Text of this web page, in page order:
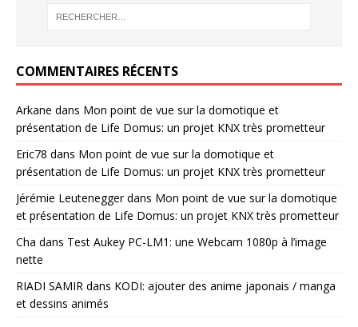
COMMENTAIRES RÉCENTS
Arkane dans Mon point de vue sur la domotique et
présentation de Life Domus: un projet KNX très prometteur
Eric78 dans Mon point de vue sur la domotique et
présentation de Life Domus: un projet KNX très prometteur
Jérémie Leuteneggerdans Mon point de vue sur la domotique
et présentation de Life Domus: un projet KNX très prometteur
Cha dans Test Aukey PC-LM1: une Webcam 1080p à l’image
nette
RIADI SAMIR dans KODI: ajouter des anime japonais / manga
et dessins animés